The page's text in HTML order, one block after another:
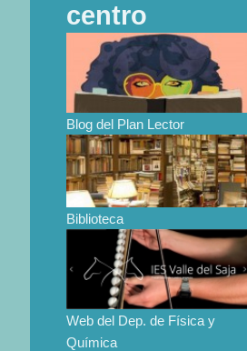
centro
Blog del Plan Lector
Biblioteca
Web del Dep. de Física y
Química